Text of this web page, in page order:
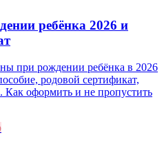
ребёнка 2026 и
при рождении ребёнка в 2026
родовой сертификат,
Как оформить и не пропустить